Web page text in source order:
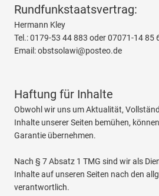
Rundfunkstaatsvertrag:
Hermann Kley
Tel.: 0179-53 44 883 oder 07071-14 85
Email: obstsolawi@posteo.de
Haftung für Inhalte
Obwohl wir uns um Aktualität,
Inhalte unserer Seiten bemühen,
Garantie übernehmen.
Nach § 7 Absatz 1 TMG sind wir als
Inhalte auf unseren Seiten nach den
verantwortlich.